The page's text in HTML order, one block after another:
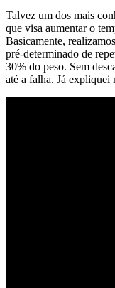
Talvez um dos mais
que visa aumentar o
Basicamente,
pré-determinado de
30% do peso. Sem
até a falha. Já expliquei